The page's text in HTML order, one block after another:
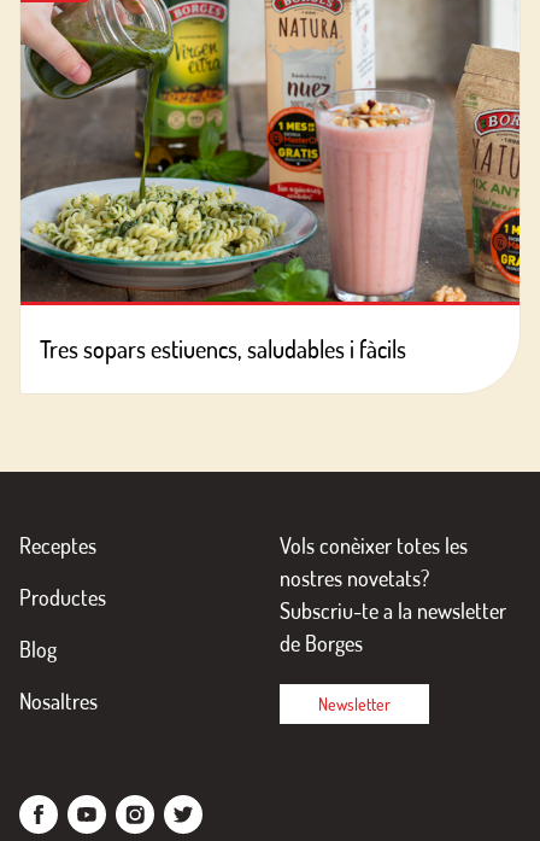
Tres sopars estiuencs, saludables i fàcils
Receptes
Productes
Blog
Nosaltres
Vols conèixer totes les
nostres novetats?
Subscriu-te a la newsletter
de Borges
Newsletter